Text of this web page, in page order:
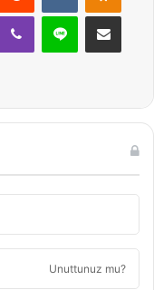
Viber Line E-Posta ile
Unuttunuz mu?